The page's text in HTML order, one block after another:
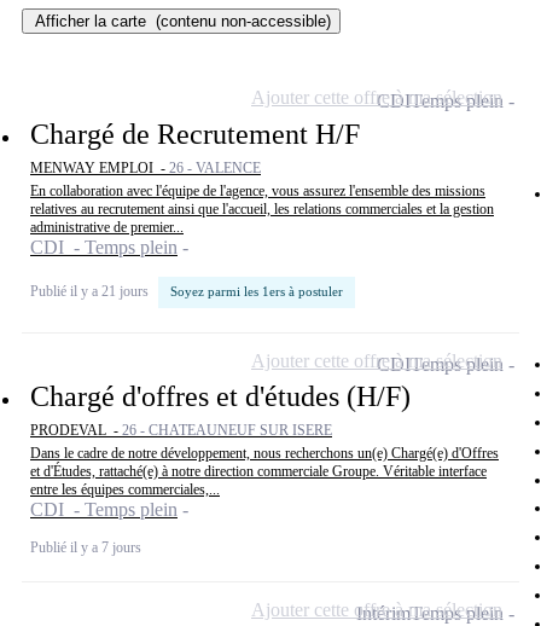
Afficher la carte (contenu non-accessible)
Chargé de Recrutement H/F
MENWAY EMPLOI - 26 - VALENCE
En collaboration avec l'équipe de l'agence, vous assurez l'ensemble des missions
relatives au recrutement ainsi que l'accueil, les relations commerciales et la gestion
administrative de premier...
CDI - Temps plein
Publié il y a 21 jours Soyez parmi les 1ers à postuler
CDITemps plein
Ajouter cette offre à ma sélection
Chargé d'offres et d'études (H/F)
PRODEVAL - 26 - CHATEAUNEUF SUR ISERE
Dans le cadre de notre développement, nous recherchons un(e) Chargé(e) d'Offres
et d'Études, rattaché(e) à notre direction commerciale Groupe. Véritable interface
entre les équipes commerciales,...
CDI - Temps plein
Publié il y a 7 jours
CDITemps plein
Ajouter cette offre à ma sélection
IntérimTemps plein
Ajouter cette offre à ma sélection